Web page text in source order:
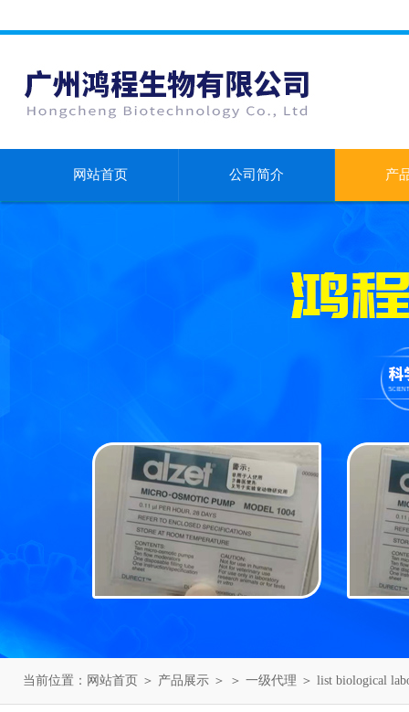
网站首页 公司简介 产
当前位置： 网站首页 ＞ 产品展示 ＞ ＞ 一级代理 ＞ list biological